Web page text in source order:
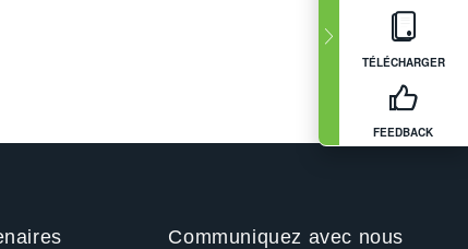
TÉLÉCHARGER
FEEDBACK
Communiquez avec nous